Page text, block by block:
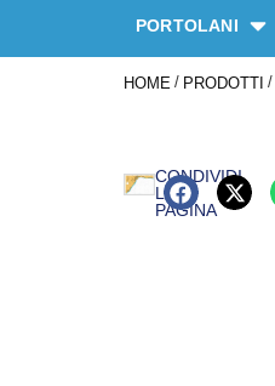
PORTOLANI
HOME / PRODOTTI /
CONDIVIDI
LA
PAGINA